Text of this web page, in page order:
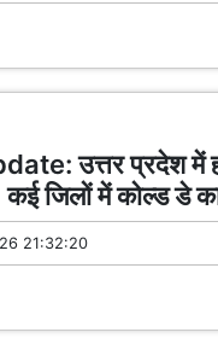
उत्तर प्रदेश में
जिलों में कोल्ड डे
21:32:20